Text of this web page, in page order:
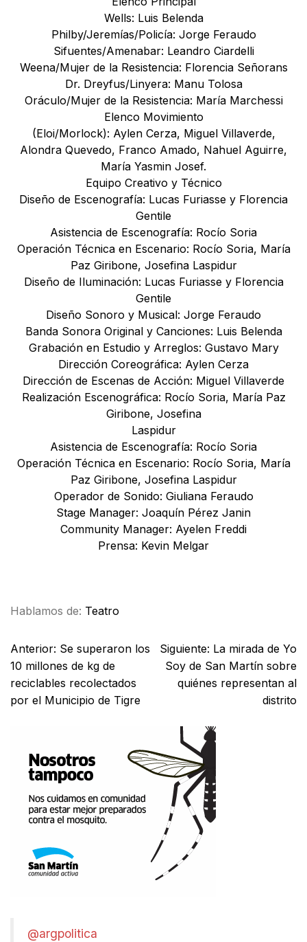
Wells: Luis Belenda
Philby/Jeremías/Policía: Jorge Feraudo
Sifuentes/Amenabar: Leandro Ciardelli
Weena/Mujer de la Resistencia: Florencia Señorans
Dr. Dreyfus/Linyera: Manu Tolosa
Oráculo/Mujer de la Resistencia: María Marchessi
Elenco Movimiento
(Eloi/Morlock): Aylen Cerza, Miguel Villaverde,
Alondra Quevedo, Franco Amado, Nahuel Aguirre,
María Yasmin Josef.
Equipo Creativo y Técnico
Diseño de Escenografía: Lucas Furiasse y Florencia
Gentile
Asistencia de Escenografía: Rocío Soria
Operación Técnica en Escenario: Rocío Soria, María
Paz Giribone, Josefina Laspidur
Diseño de Iluminación: Lucas Furiasse y Florencia
Gentile
Diseño Sonoro y Musical: Jorge Feraudo
Banda Sonora Original y Canciones: Luis Belenda
Grabación en Estudio y Arreglos: Gustavo Mary
Dirección Coreográfica: Aylen Cerza
Dirección de Escenas de Acción: Miguel Villaverde
Realización Escenográfica: Rocío Soria, María Paz
Giribone, Josefina
Laspidur
Asistencia de Escenografía: Rocío Soria
Operación Técnica en Escenario: Rocío Soria, María
Paz Giribone, Josefina Laspidur
Operador de Sonido: Giuliana Feraudo
Stage Manager: Joaquín Pérez Janin
Community Manager: Ayelen Freddi
Prensa: Kevin Melgar
Hablamos de: Teatro
Anterior: Se superaron los
10 millones de kg de
reciclables recolectados
por el Municipio de Tigre
Siguiente: La mirada de Yo
Soy de San Martín sobre
quiénes representan al
distrito
@argpolitica